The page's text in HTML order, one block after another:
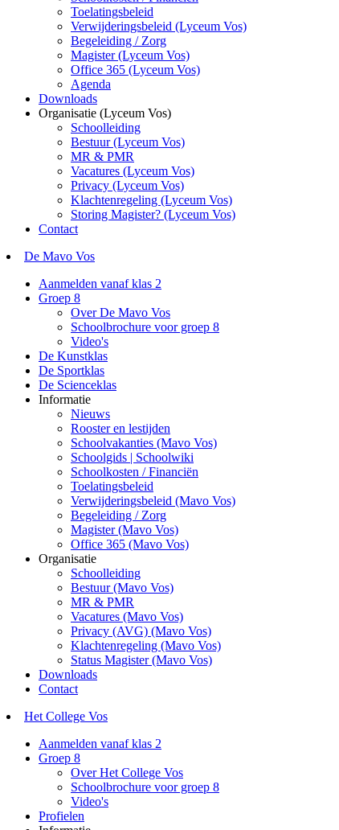
Toelatingsbeleid
Verwijderingsbeleid (Lyceum Vos)
Begeleiding / Zorg
Magister (Lyceum Vos)
Office 365 (Lyceum Vos)
Agenda
Downloads
Organisatie (Lyceum Vos)
Schoolleiding
Bestuur (Lyceum Vos)
MR & PMR
Vacatures (Lyceum Vos)
Privacy (Lyceum Vos)
Klachtenregeling (Lyceum Vos)
Storing Magister? (Lyceum Vos)
Contact
De Mavo Vos
Aanmelden vanaf klas 2
Groep 8
Over De Mavo Vos
Schoolbrochure voor groep 8
Video's
De Kunstklas
De Sportklas
De Scienceklas
Informatie
Nieuws
Rooster en lestijden
Schoolvakanties (Mavo Vos)
Schoolgids | Schoolwiki
Schoolkosten / Financiën
Toelatingsbeleid
Verwijderingsbeleid (Mavo Vos)
Begeleiding / Zorg
Magister (Mavo Vos)
Office 365 (Mavo Vos)
Organisatie
Schoolleiding
Bestuur (Mavo Vos)
MR & PMR
Vacatures (Mavo Vos)
Privacy (AVG) (Mavo Vos)
Klachtenregeling (Mavo Vos)
Status Magister (Mavo Vos)
Downloads
Contact
Het College Vos
Aanmelden vanaf klas 2
Groep 8
Over Het College Vos
Schoolbrochure voor groep 8
Video's
Profielen